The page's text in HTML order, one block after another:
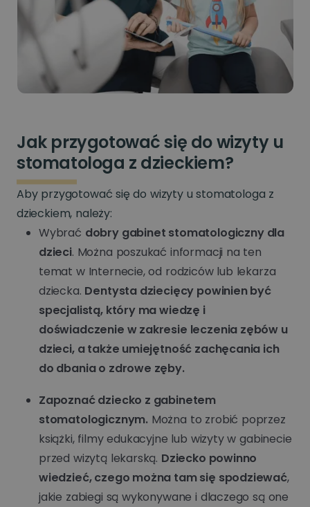
Jak przygotować się do wizyty u
stomatologa z dzieckiem?
Aby przygotować się do wizyty u stomatologa z
dzieckiem, należy:
Wybrać dobry gabinet stomatologiczny dla
dzieci. Można poszukać informacji na ten
temat w Internecie, od rodziców lub lekarza
dziecka. Dentysta dziecięcy powinien być
specjalistą, który ma wiedzę i
doświadczenie w zakresie leczenia zębów u
dzieci, a także umiejętność zachęcania ich
do dbania o zdrowe zęby.
Zapoznać dziecko z gabinetem
stomatologicznym. Można to zrobić poprzez
książki, filmy edukacyjne lub wizyty w gabinecie
przed wizytą lekarską. Dziecko powinno
wiedzieć, czego można tam się spodziewać,
jakie zabiegi są wykonywane i dlaczego są one